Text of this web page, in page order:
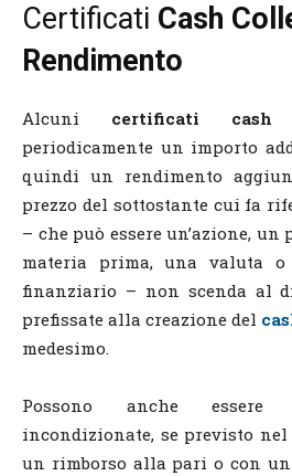
Certificati Cash
Rendimento
Alcuni certificati
periodicamente un importo
quindi un rendimento
prezzo del sottostante cui fa
– che può essere un’azione,
materia prima, una valuta
finanziario – non scenda al
prefissate alla creazione del
medesimo.
Possono anche essere
incondizionate, se previsto
un rimborso alla pari o con